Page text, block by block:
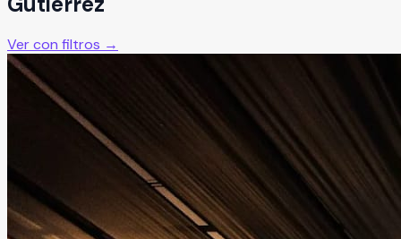
Ver con filtros →